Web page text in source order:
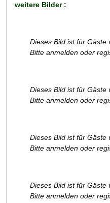
weitere Bilder :
Dieses Bild ist für Gäste
Bitte anmelden oder
Dieses Bild ist für Gäste
Bitte anmelden oder
Dieses Bild ist für Gäste
Bitte anmelden oder
Dieses Bild ist für Gäste
Bitte anmelden oder